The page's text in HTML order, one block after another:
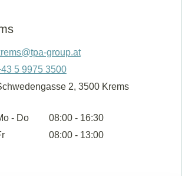
group.at
5 9975 3500
2, 3500 Krems
- Do
08:00 - 16:30
08:00 - 13:00